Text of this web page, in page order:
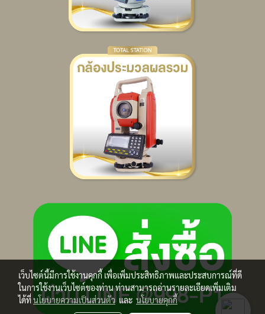
เว็บไซต์นี้มีการใช้งานคุกกี้ เพื่อเพิ่มประสิทธิภาพและประสบการณ์ที่ดี
ในการใช้งานเว็บไซต์ของท่าน ท่านสามารถอ่านรายละเอียดเพิ่มเติม
ได้ที่นโยบายความเป็นส่วนตัว และ นโยบายคุกกี้